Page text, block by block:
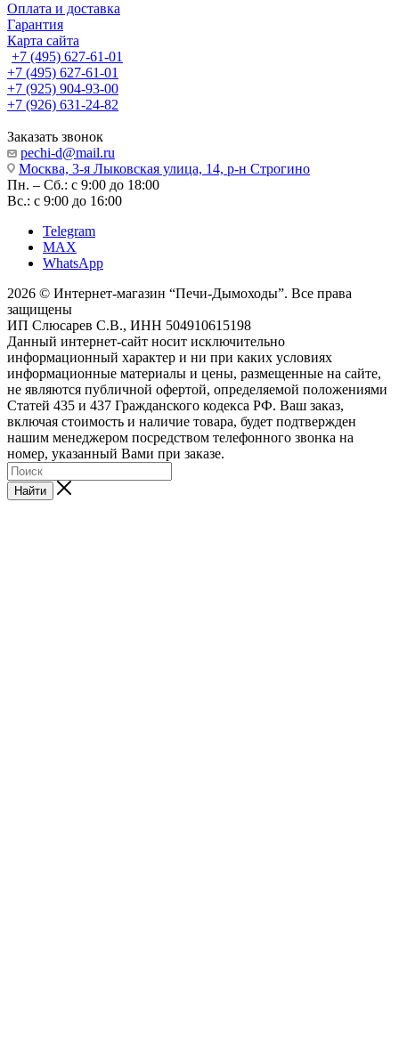
Оплата и доставка
Гарантия
Карта сайта
+7 (495) 627-61-01
+7 (495) 627-61-01
+7 (925) 904-93-00
+7 (926) 631-24-82
Заказать звонок
pechi-d@mail.ru
Москва, 3-я Лыковская улица, 14, р-н Строгино
Пн. – Сб.: с 9:00 до 18:00
Вс.: с 9:00 до 16:00
Telegram
MAX
WhatsApp
2026 © Интернет-магазин “Печи-Дымоходы”. Все права
защищены
ИП Слюсарев С.В., ИНН 504910615198
Данный интернет-сайт носит исключительно
информационный характер и ни при каких условиях
информационные материалы и цены, размещенные на сайте,
не являются публичной офертой, определяемой положениями
Статей 435 и 437 Гражданского кодекса РФ. Ваш заказ,
включая стоимость и наличие товара, будет подтвержден
нашим менеджером посредством телефонного звонка на
номер, указанный Вами при заказе.
Найти